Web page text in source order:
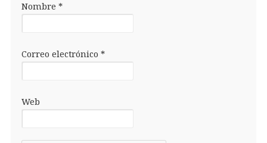
Nombre *
Correo electrónico *
Web